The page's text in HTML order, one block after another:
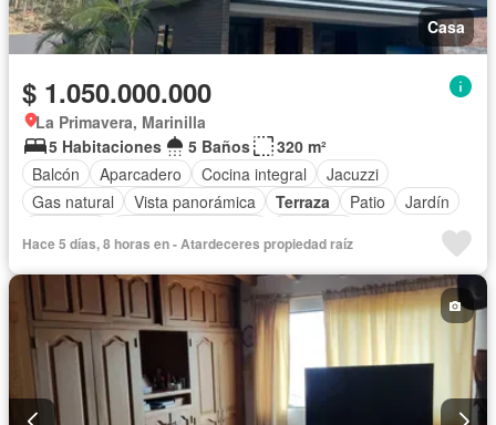
Casa
$ 1.050.000.000
La Primavera, Marinilla
5 Habitaciones
5 Baños
320 m²
Balcón
Aparcadero Cocina integral
Jacuzzi
Gas natural
Vista panorámica Terraza Patio
Jardín
Seguridad privada
Cancha de tenis
Hace 5 días, 8 horas en - Atardeceres propiedad raíz